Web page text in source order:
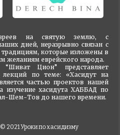
на святую землю, с
дней, неразрывно связан с
которые изложены в
желаниям еврейского народа.
Цион” представляет
по теме: «Хасидут на
частью проектов нашей
изучение хасидута ХАББАД по
Шем-Тов до нашего времени.
2021Уроки по хасидизму